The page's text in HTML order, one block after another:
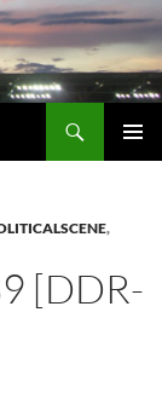
,
[DDR-